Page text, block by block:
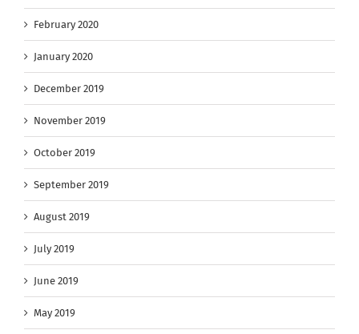
February 2020
January 2020
December 2019
November 2019
October 2019
September 2019
August 2019
July 2019
June 2019
May 2019